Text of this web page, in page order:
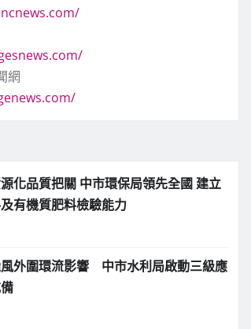
網
化品質把關 中市環保局領先全國 建立
有機質肥料檢驗能力
外圍環流影響 中市水利局啟動三級應